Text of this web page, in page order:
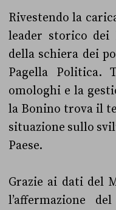
Rivestendo la
leader storico
della schiera dei
Pagella
omologhi e la
la Bonino trova il
situazione sullo
Paese.
Grazie ai dati del
l’affermazione